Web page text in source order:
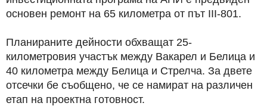
основен ремонт на 65 километра от път III-801.
Планираните дейности обхващат 25-
километровия участък между Вакарел и Белица и
40 километра между Белица и Стрелча. За двете
отсечки бе съобщено, че се намират на различен
етап на проектна готовност.